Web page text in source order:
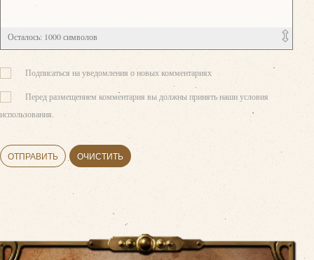
Осталось: 1000символов
Подписаться на уведомления о новых комментариях
Перед размещением комментария вы должны принять наши условия
использования.
ОТПРАВИТЬ ОЧИСТИТЬ